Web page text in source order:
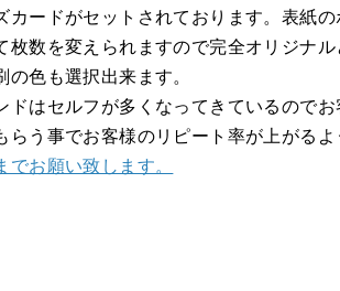
カードがセットされております。表紙
枚数を変えられますので完全オリジナル
色も選択出来ます。
ドはセルフが多くなってきているので
らう事でお客様のリピート率が上がるよ
でお願い致します。